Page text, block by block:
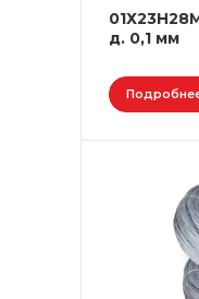
д. 0,1 мм